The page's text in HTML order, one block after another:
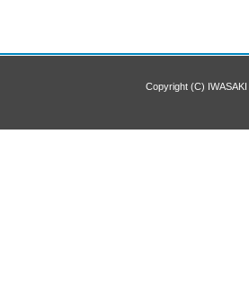
Copyright (C)